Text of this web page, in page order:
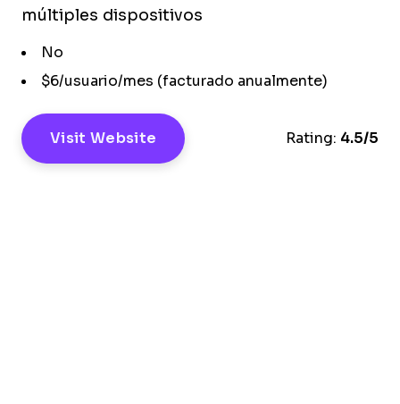
múltiples dispositivos
No
$6/usuario/mes (facturado anualmente)
Visit Website Rating: 4.5/5